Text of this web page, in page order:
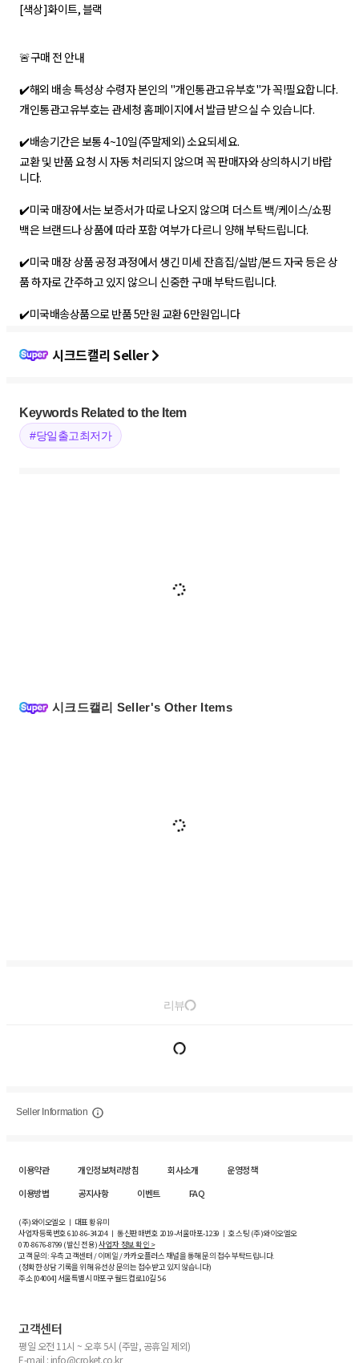
[색상]화이트, 블랙
🚨구매 전 안내
✔️해외 배송 특성상 수령자 본인의 "개인통관고유부호"가 꼭!필요합니다.
개인통관고유부호는 관세청 홈페이지에서 발급 받으실 수 있습니다.
✔️배송기간은 보통 4~10일(주말제외) 소요되세요.
교환 및 반품 요청 시 자동 처리되지 않으며 꼭 판매자와 상의하시기 바랍
니다.
✔️미국 매장에서는 보증서가 따로 나오지 않으며 더스트 백/케이스/쇼핑
백은 브랜드나 상품에 따라 포함 여부가 다르니 양해 부탁드립니다.
✔️미국 매장 상품 공정 과정에서 생긴 미세 잔흠집/실밥/본드 자국 등은 상
품 하자로 간주하고 있지 않으니 신중한 구매 부탁드립니다.
✔️미국배송상품으로 반품 5만원 교환 6만원입니다
시크드캘리 Seller
Keywords Related to the Item
#당일출고최저가
시크드캘리 Seller's Other Items
리뷰
Seller Information
이용약관 개인정보처리방침 회사소개
운영정책
이용방법
공지사항 이벤트 FAQ
(주)와이오엘오 ㅣ 대표 황유미
사업자등록번호610-86-34204ㅣ 통신판매번호 2019-서울마포-1239 ㅣ 호스팅 (주)와이오엘오
070-8676-8799 (발신 전용)사업자 정보 확인 >
고객 문의: 우측 고객센터 / 이메일 / 카카오플러스 채널을 통해 문의 접수 부탁드립니다.
(정확한 상담 기록을 위해 유선상 문의는 접수받고 있지 않습니다)
주소 [04004] 서울특별시 마포구 월드컵로10길5-6
고객센터
평일 오전 11시 ~ 오후 5시 (주말, 공휴일 제외)
E-mail : info@croket.co.kr